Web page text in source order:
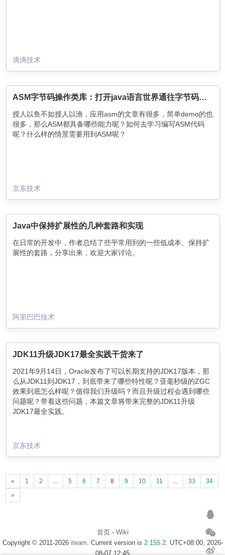
滴滴技术
ASM字节码操作类库：打开java语言世界通往字节码世界的大门
授人以鱼不如授人以渔，应用asm的文章有很多，简单demo的也
很多，那么ASM都具备哪些能力呢？如何去学习编写ASM代码
呢？什么样的情景需要用到ASM呢？
京东技术
Java中保持扩展性的几种套路和实现
在日常的开发中，作者总结了些平常用到的一些低成本、保持扩
展性的套路，分享出来，欢迎大家讨论。
阿里巴巴技术
JDK11升级JDK17最全实践干货来了
2021年9月14日，Oracle发布了可以长期支持的JDK17版本，那
么从JDK11到JDK17，到底带来了哪些特性呢？亚毫秒级的ZGC
效果到底怎么样呢？值得我们升级吗？而且升级过程会遇到哪些
问题呢？带着这些问题，本篇文章将带来完整的JDK11升级
JDK17最全实践。
京东技术
« 1 2 ... 5 6 7 8 9 10 11 ... 33
34
»
首页- Wiki
Copyright © 2011-2026 iteam . Current version is 2.155.2. UTC+08:00, 2026-
08-07 12:45